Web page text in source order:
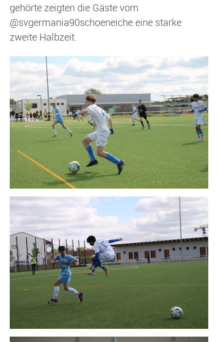
gehörte zeigten die Gäste vom
@svgermania90schoeneiche eine starke
zweite Halbzeit.